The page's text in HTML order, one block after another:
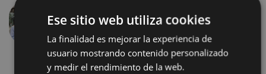
Previous
Ese sitio web utiliza cookies
La finalidad es mejorar la experiencia de
usuario mostrando contenido personalizado
y medir el rendimiento de la web.